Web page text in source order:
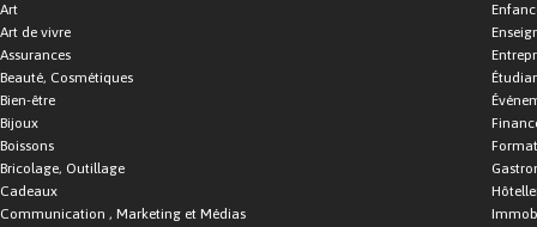
Art
Art de vivre
Assurances
Beauté, Cosmétiques
Bien-être
Bijoux
Boissons
Bricolage, Outillage
Cadeaux
Communication , Marketing et Médias